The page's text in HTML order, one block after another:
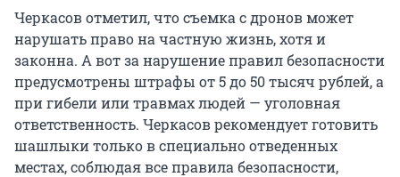
Черкасов отметил, что съемка с дронов может
нарушать право на частную жизнь, хотя и
законна. А вот за нарушение правил безопасности
предусмотрены штрафы от 5 до 50 тысяч рублей, а
при гибели или травмах людей — уголовная
ответственность. Черкасов рекомендует готовить
шашлыки только в специально отведенных
местах, соблюдая все правила безопасности,